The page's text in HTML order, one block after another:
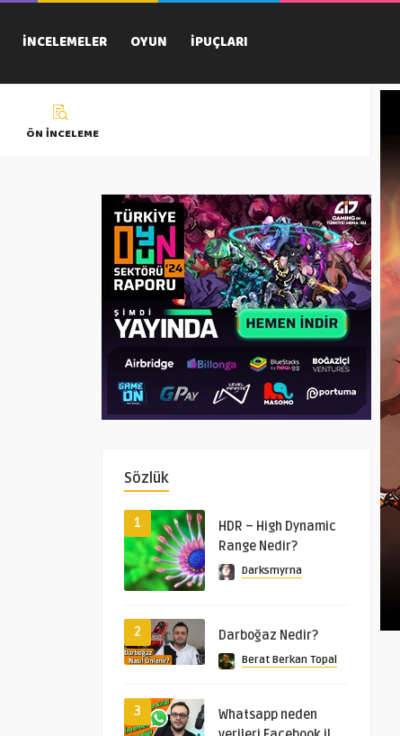
İNCELEMELER OYUN İPUÇLARI
ÖN İNCELEME
Sözlük
1
HDR – High Dynamic
Range Nedir?
Darksmyrna
2 Darboğaz Nedir?
Berat Berkan Topal
3
Whatsapp neden